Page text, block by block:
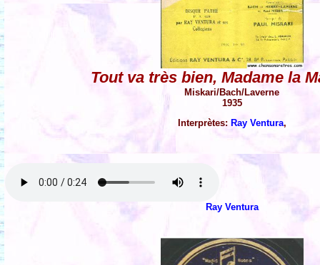
Tout va très bien, Madame la
Miskari/Bach/Laverne
1935
Interprètes: Ray Ventura,
Ray Ventura